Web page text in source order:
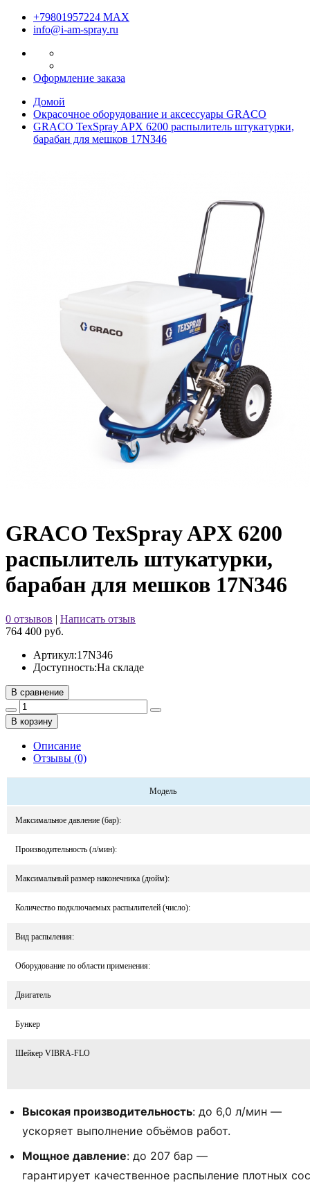
+79801957224 МАХ
info@i-am-spray.ru
Оформление заказа
Домой
Окрасочное оборудование и аксессуары GRACO
GRACO TexSpray APX 6200 распылитель штукатурки,
барабан для мешков 17N346
GRACO TexSpray APX 6200
распылитель штукатурки,
барабан для мешков 17N346
0 отзывов | Написать отзыв
764 400 руб.
Артикул:17N346
Доступность:На складе
В сравнение
В корзину
Описание
Отзывы (0)
Модель
Максимальное давление (бар):
Производительность (л/мин):
Максимальный размер наконечника (дюйм):
Количество подключаемых распылителей (число):
Вид распыления:
Оборудование по области применения:
Двигатель
Бункер
Шейкер VIBRA-FLO
Высокая производительность: до 6,0 л/мин —
ускоряет выполнение объёмов работ.
Мощное давление: до 207 бар —
гарантирует качественное распыление плотных